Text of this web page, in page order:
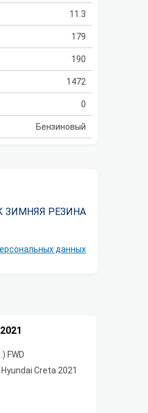
11.3
179
190
1472
0
Бензиновый
ЗИМНЯЯ РЕЗИНА
данных
FWD